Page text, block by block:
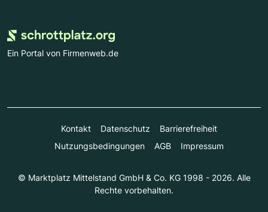
Ein Portal von Firmenweb.de
Kontakt Datenschutz
Barrierefreiheit
Nutzungsbedingungen
AGB Impressum
© Marktplatz Mittelstand GmbH & Co. KG 1998 - 2026. Alle
Rechte vorbehalten.